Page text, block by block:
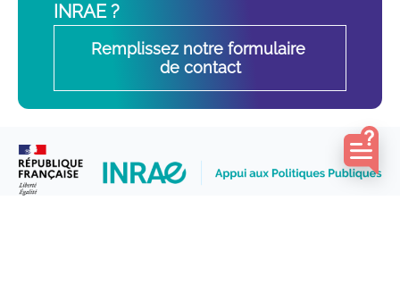
INRAE ?
Remplissez notre formulaire
de contact